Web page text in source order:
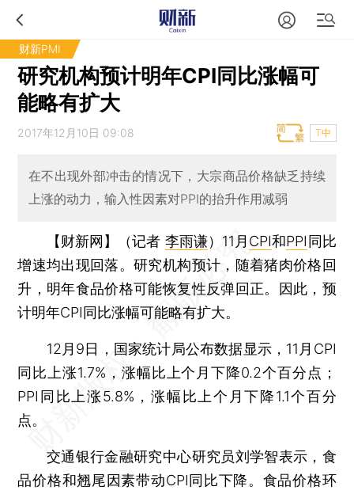
财新PMI
研究机构预计明年CPI同比涨幅可
能略有扩大
2017年12月10日 09:08 T中
在不出现外部冲击的情况下，大宗商品价格缺乏持续
上涨的动力，输入性因素对PPI的抬升作用减弱
【财新网】（记者 李雨谦） 11月 CPI和PPI 同比
增速均出现回落。研究机构预计，随着猪肉价格回
升，明年食品价格可能恢复性反弹回正。因此，预
计明年CPI同比涨幅可能略有扩大。
12月9日，国家统计局公布数据显示，11月CPI
同比上涨1.7%，涨幅比上个月下降0.2个百分点；
PPI同比上涨5.8%，涨幅比上个月下降1.1个百分
点。
交通银行金融研究中心研究员刘学智表示，食
品价格和翘尾因素带动CPI同比下降。食品价格环